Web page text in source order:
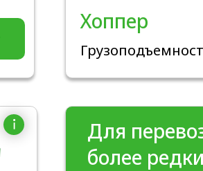
Хоппер
Для
более